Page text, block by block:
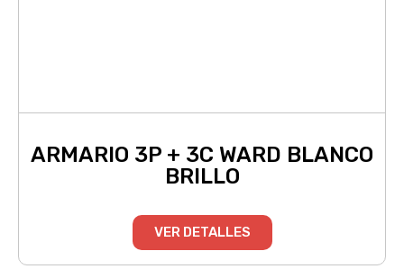
ARMARIO 3P + 3C WARD BLANCO
BRILLO
VER DETALLES